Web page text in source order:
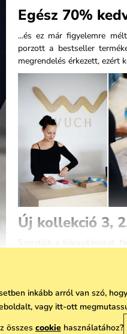
Egész 70%
...és ez már figyelemre
porzott a bestseller
megrendelés érkezett, ezért
Új kollekció 3,
Szeretjūk a kiárusításokat.
A kōzkedvelt darabokon
pénztárcákvárják Önōket.
inkább arról van szó,
vagy itt-ott
összes cookie használatához?